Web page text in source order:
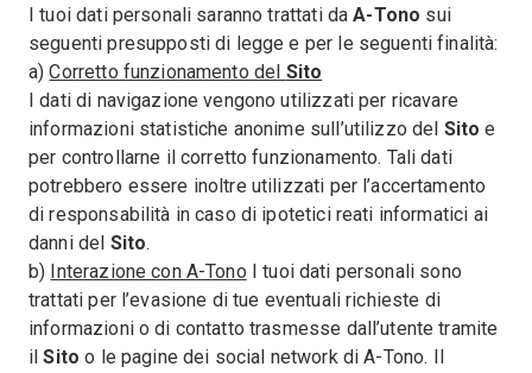
I tuoi dati personali saranno trattati daA-Tono sui
seguenti presupposti di legge e per le seguenti finalità:
a)Corretto funzionamento del Sito
I dati di navigazione vengono utilizzati per ricavare
informazioni statistiche anonime sull’utilizzo del Sito e
per controllarne il corretto funzionamento. Tali dati
potrebbero essere inoltre utilizzati per l’accertamento
di responsabilità in caso di ipotetici reati informatici ai
danni del Sito.
b) Interazione con A-Tono I tuoi dati personali sono
trattati per l’evasione di tue eventuali richieste di
informazioni o di contatto trasmesse dall’utente tramite
ilSito o le pagine dei social network di A-Tono. Il